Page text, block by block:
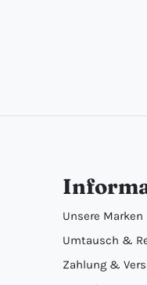
Unsere Marken
Umtausch &
Zahlung &